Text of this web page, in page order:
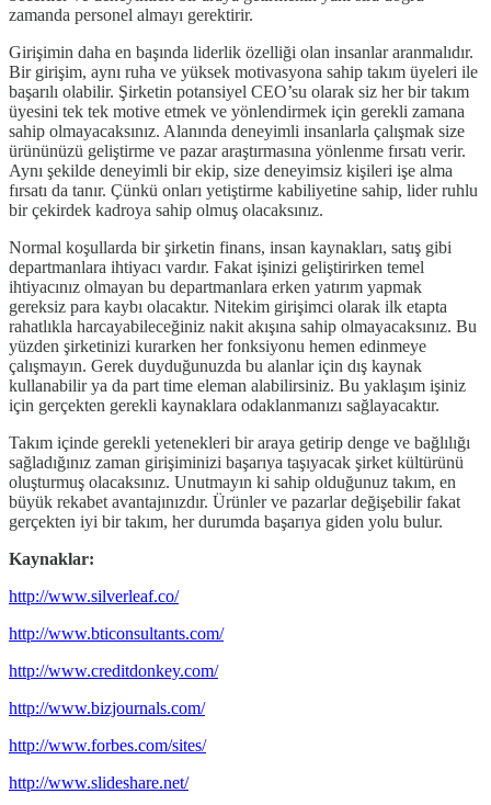
zamanda personel almayı gerektirir.
Girişimin daha en başında liderlik özelliği olan insanlar aranmalıdır.
Bir girişim, aynı ruha ve yüksek motivasyona sahip takım üyeleri ile
başarılı olabilir. Şirketin potansiyel CEO’su olarak siz her bir takım
üyesini tek tek motive etmek ve yönlendirmek için gerekli zamana
sahip olmayacaksınız. Alanında deneyimli insanlarla çalışmak size
ürününüzü geliştirme ve pazar araştırmasına yönlenme fırsatı verir.
Aynı şekilde deneyimli bir ekip, size deneyimsiz kişileri işe alma
fırsatı da tanır. Çünkü onları yetiştirme kabiliyetine sahip, lider ruhlu
bir çekirdek kadroya sahip olmuş olacaksınız.
Normal koşullarda bir şirketin finans, insan kaynakları, satış gibi
departmanlara ihtiyacı vardır. Fakat işinizi geliştirirken temel
ihtiyacınız olmayan bu departmanlara erken yatırım yapmak
gereksiz para kaybı olacaktır. Nitekim girişimci olarak ilk etapta
rahatlıkla harcayabileceğiniz nakit akışına sahip olmayacaksınız. Bu
yüzden şirketinizi kurarken her fonksiyonu hemen edinmeye
çalışmayın. Gerek duyduğunuzda bu alanlar için dış kaynak
kullanabilir ya da part time eleman alabilirsiniz. Bu yaklaşım işiniz
için gerçekten gerekli kaynaklara odaklanmanızı sağlayacaktır.
Takım içinde gerekli yetenekleri bir araya getirip denge ve bağlılığı
sağladığınız zaman girişiminizi başarıya taşıyacak şirket kültürünü
oluşturmuş olacaksınız. Unutmayın ki sahip olduğunuz takım, en
büyük rekabet avantajınızdır. Ürünler ve pazarlar değişebilir fakat
gerçekten iyi bir takım, her durumda başarıya giden yolu bulur.
Kaynaklar:
http://www.silverleaf.co/
http://www.bticonsultants.com/
http://www.creditdonkey.com/
http://www.bizjournals.com/
http://www.forbes.com/sites/
http://www.slideshare.net/